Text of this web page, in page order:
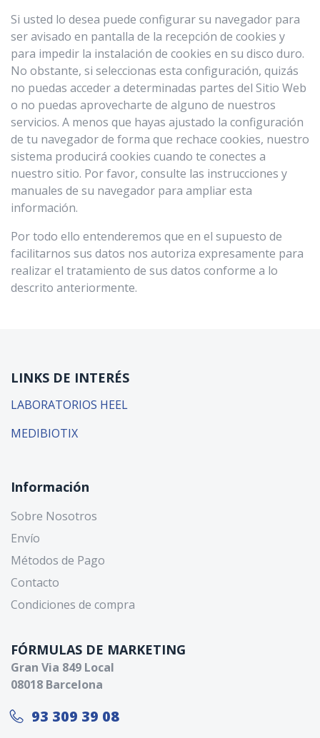
Si usted lo desea puede configurar su navegador para
ser avisado en pantalla de la recepción de cookies y
para impedir la instalación de cookies en su disco duro.
No obstante, si seleccionas esta configuración, quizás
no puedas acceder a determinadas partes del Sitio Web
o no puedas aprovecharte de alguno de nuestros
servicios. A menos que hayas ajustado la configuración
de tu navegador de forma que rechace cookies, nuestro
sistema producirá cookies cuando te conectes a
nuestro sitio. Por favor, consulte las instrucciones y
manuales de su navegador para ampliar esta
información.
Por todo ello entenderemos que en el supuesto de
facilitarnos sus datos nos autoriza expresamente para
realizar el tratamiento de sus datos conforme a lo
descrito anteriormente.
LINKS DE INTERÉS
LABORATORIOS HEEL
MEDIBIOTIX
Información
Sobre Nosotros
Envío
Métodos de Pago
Contacto
Condiciones de compra
FÓRMULAS DE MARKETING
Gran Via 849 Local
08018 Barcelona
93 309 39 08